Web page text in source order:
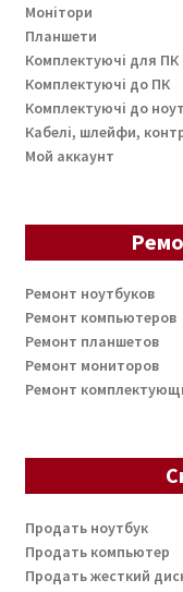
Монітори
Планшети
Комплектуючі для ПК
Комплектуючі до ПК
Комплектуючі до
Кабелі, шлейфи,
Мой аккаунт
Ремонт ноутбуков
Ремонт компьютеров
Ремонт планшетов
Ремонт мониторов
Ремонт
Продать ноутбук
Продать компьютер
Продать жесткий